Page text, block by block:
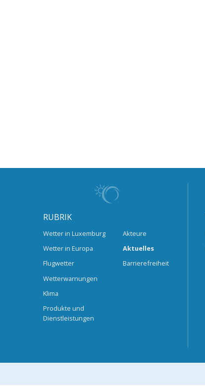
RUBRIK
Wetter in Luxemburg
Wetter in Europa
Flugwetter
Wetterwarnungen
Klima
Produkte und
Dienstleistungen
Akteure
Aktuelles
Barrierefreiheit